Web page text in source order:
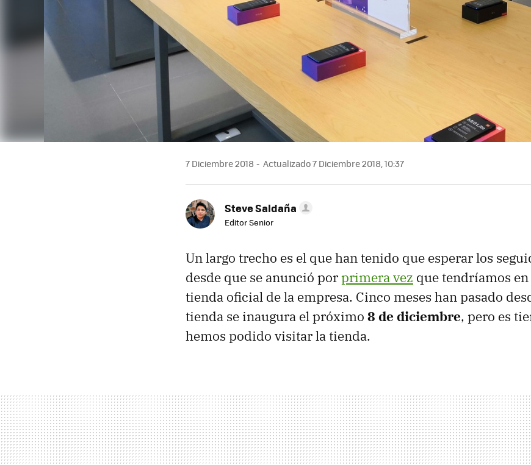
7 Diciembre 2018 Actualizado 7 Diciembre 2018, 10:37
Steve Saldaña
Editor Senior
Un largo trecho es el que han tenido que esperar los
desde que se anunció porprimera vez que tendríamos
tienda oficial de la empresa. Cinco meses han pasado
tienda se inaugura el próximo 8 de diciembre, pero es
hemos podido visitar la tienda.